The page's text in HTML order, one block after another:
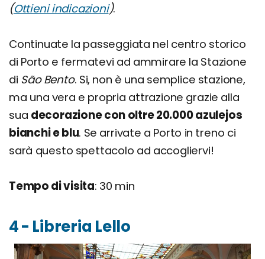
(Ottieni indicazioni).
Continuate la passeggiata nel centro storico
di Porto e fermatevi ad ammirare la Stazione
di São Bento. Si, non è una semplice stazione,
ma una vera e propria attrazione grazie alla
sua decorazione con oltre 20.000 azulejos
bianchi e blu. Se arrivate a Porto in treno ci
sarà questo spettacolo ad accogliervi!
Tempo di visita: 30 min
4 - Libreria Lello